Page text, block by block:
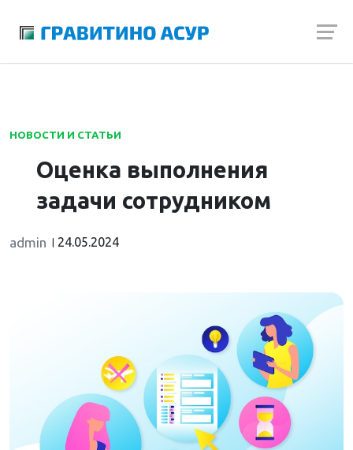
НОВОСТИ И СТАТЬИ
Оценка выполнения
задачи сотрудником
admin 24.05.2024